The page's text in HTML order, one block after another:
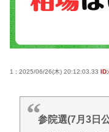
動BGM付きムー
避難所地獄と化
流せず悪臭&床に
初の2万人割れ。
www
1 : 2025/06/26(木) 20:12:03.33
参院選(7月3日